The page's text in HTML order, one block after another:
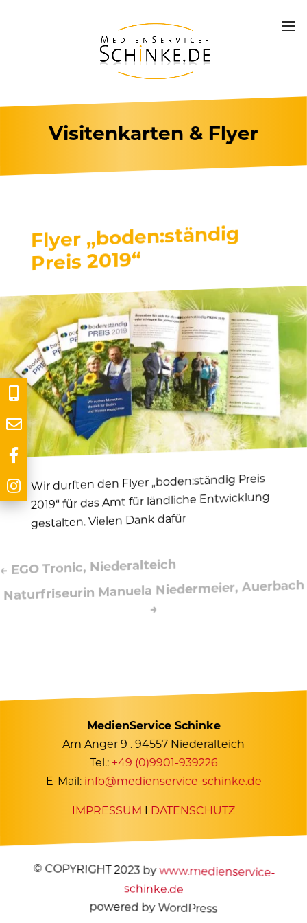
Visitenkarten & Flyer
Flyer „boden:ständig
Preis 2019“
Wir durften den Flyer „boden:ständig Preis
2019“ für das Amt für ländliche Entwicklung
gestalten. Vielen Dank dafür
← EGO Tronic, Niederalteich
Naturfriseurin Manuela Niedermeier, Auerbach
→
MedienService Schinke
Am Anger 9 . 94557 Niederalteich
Tel.: +49 (0)9901-939226
E-Mail: info@medienservice-schinke.de
IMPRESSUM DATENSCHUTZ
© COPYRIGHT 2023 bywww.medienservice-
schinke.de
powered by WordPress